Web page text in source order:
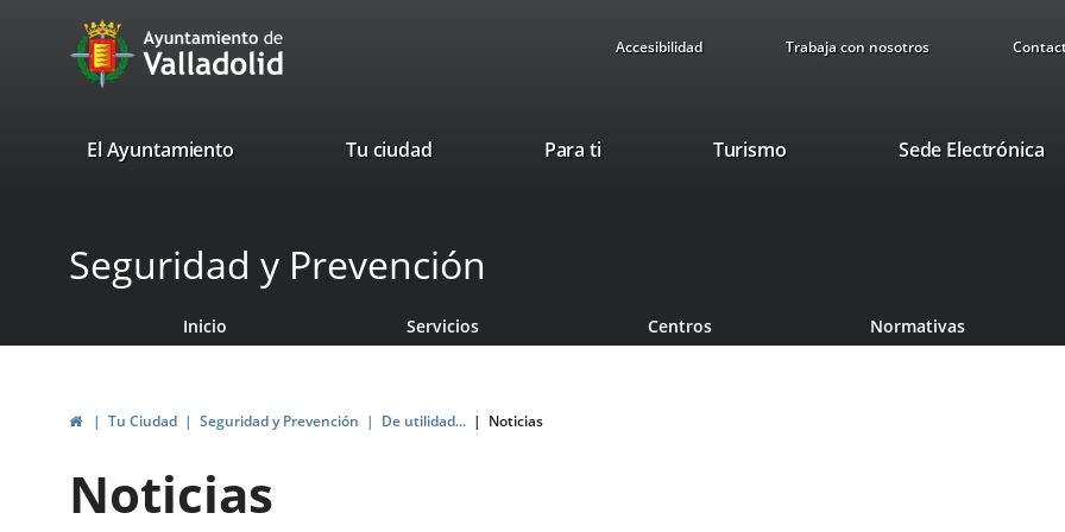
Portal
Web
Ayuntamiento
Valladolid
Accesibilidad Trabaja con nosotros
valladolid.es
El Ayuntamiento Tu ciudad Para ti TurismoEste
Sede Electrónica
Seguridad y Prevención
Inicio Servicios Centros Normativas
InicioTu Ciudad Seguridad y Prevención De utilidad... Noticias
Noticias